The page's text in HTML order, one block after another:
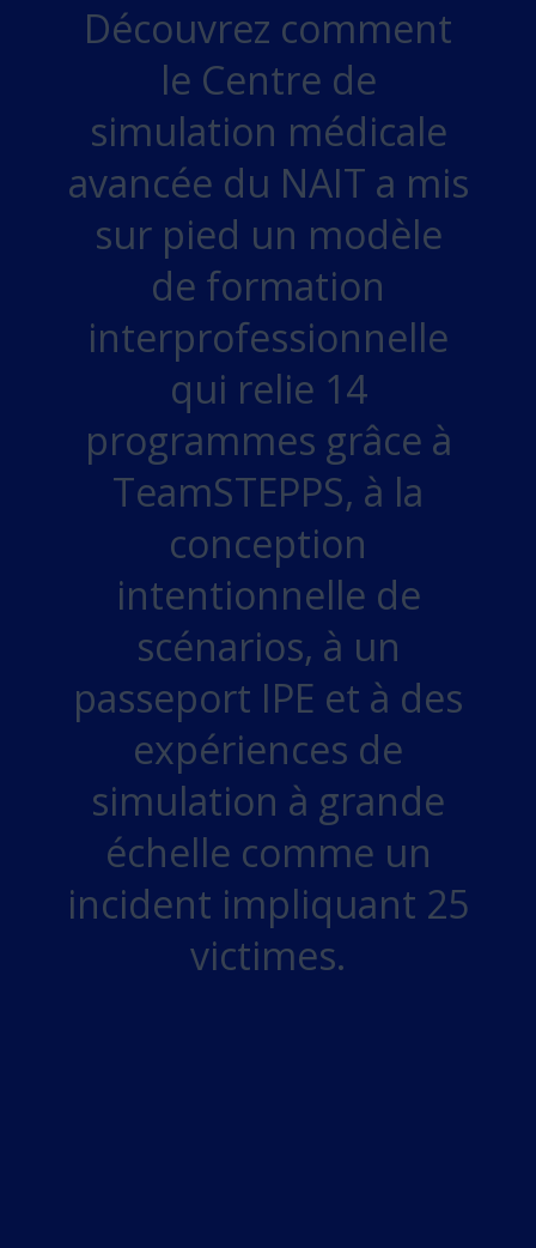
Découvrez comment
le Centre de
simulation médicale
avancée du NAIT a mis
sur pied un modèle
de formation
interprofessionnelle
qui relie 14
programmes grâce à
TeamSTEPPS, à la
conception
intentionnelle de
scénarios, à un
passeport IPE et à des
expériences de
simulation à grande
échelle comme un
incident impliquant 25
victimes.